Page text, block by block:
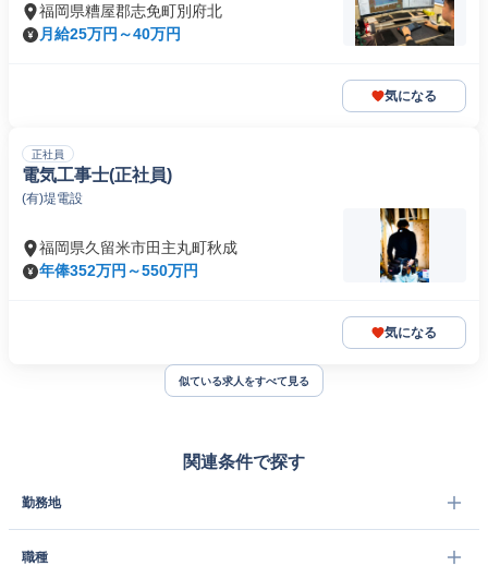
福岡県糟屋郡志免町別府北
月給25万円～40万円
気になる
正社員
電気工事士(正社員)
(有)堤電設
福岡県久留米市田主丸町秋成
年俸352万円～550万円
気になる
似ている求人をすべて見る
関連条件で探す
勤務地
職種